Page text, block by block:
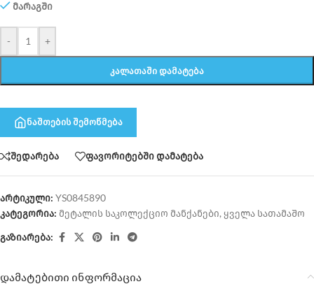
მარაგში
- +
ᲙᲐᲚᲐᲗᲐᲨᲘ ᲓᲐᲛᲐᲢᲔᲑᲐ
ნაშთების შემოწმება
შედარება ფავორიტებში დამატება
არტიკული: YS0845890
კატეგორია: მეტალის საკოლექციო მანქანები, ყველა სათამაშო
გაზიარება:
დამატებითი ინფორმაცია